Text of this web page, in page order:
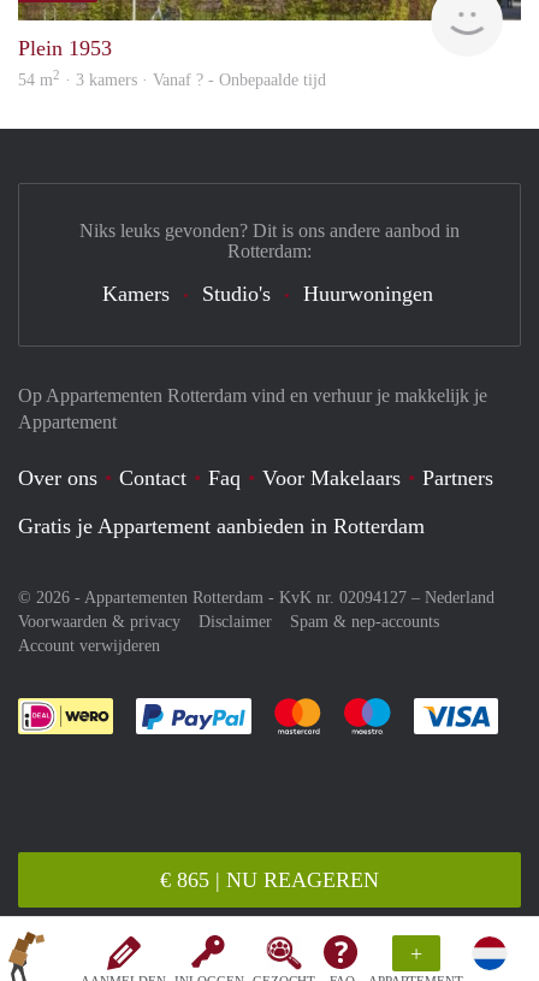
+
€ 865 | NU REAGEREN
Plein 1953
54 m2 · 3 kamers · Vanaf ? - Onbepaalde tijd
Op Appartementen Rotterdam vind en verhuur je makkelijk je
Appartement
Over ons Contact Faq Voor Makelaars
Partners
Gratis je Appartement aanbieden in Rotterdam
© 2026 - Appartementen Rotterdam - KvK nr. 02094127 – Nederland
Voorwaarden & privacy
Disclaimer
Spam & nep-accounts
Account verwijderen
Je rekent gemakkelijk af met Paypal
Je rekent gemakkelijk af met
Je rekent
Niks leuks gevonden? Dit is ons andere aanbod in
Rotterdam:
Kamers Studio's Huurwoningen